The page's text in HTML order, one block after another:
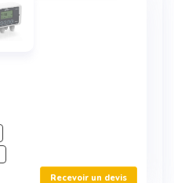
Recevoir un devis